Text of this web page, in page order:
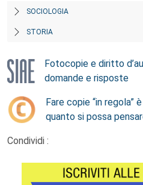
SOCIOLOGIA
STORIA
Fotocopie e diritto
domande e risposte
Fare copie “in regola”
quanto si possa
Condividi :